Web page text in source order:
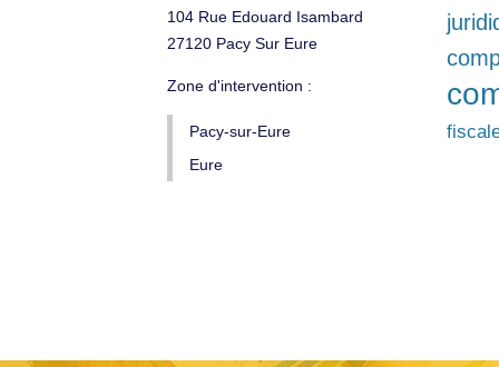
104 Rue Edouard Isambard
27120 Pacy Sur Eure
Zone d'intervention :
Pacy-sur-Eure
Eure